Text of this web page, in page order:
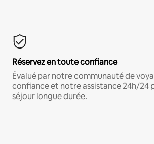
Réservez en toute confiance
Évalué par notre communauté de
confiance et notre assistance 24h/24
séjour longue durée.